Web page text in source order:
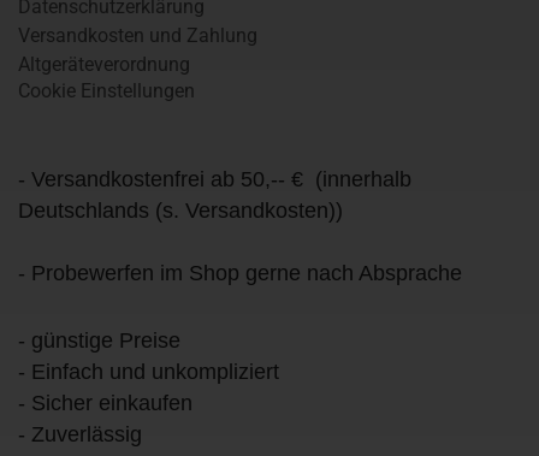
Datenschutzerklärung
Versandkosten und Zahlung
Altgeräteverordnung
Cookie Einstellungen
- Versandkostenfrei ab 50,-- € (innerhalb
Deutschlands (s. Versandkosten))
- Probewerfen im Shop gerne nach Absprache
- günstige Preise
- Einfach und unkompliziert
- Sicher einkaufen
- Zuverlässig